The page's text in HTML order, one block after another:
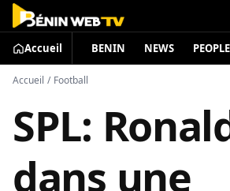
Accueil BENIN NEWS PEOPLE
Accueil / Football
SPL:
dans une